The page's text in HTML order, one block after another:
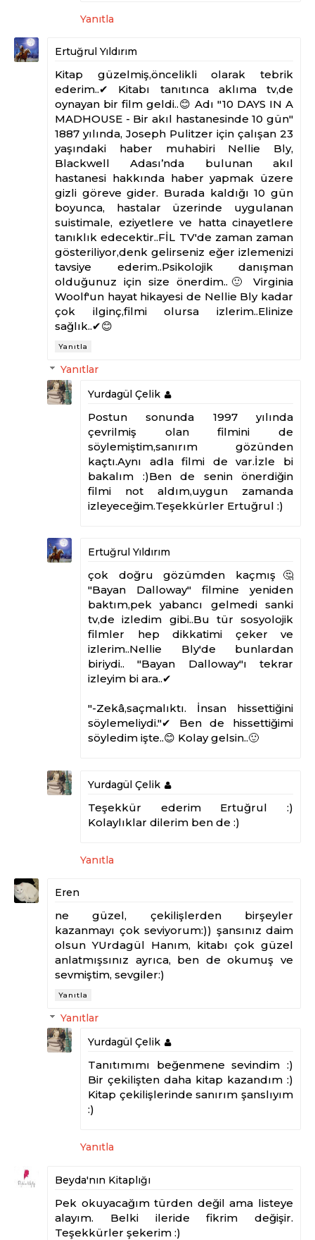
Yanıtla
Ertuğrul Yıldırım
Kitap güzelmiş,öncelikli olarak tebrik
ederim..✔ Kitabı tanıtınca aklıma tv,de
oynayan bir film geldi..😊 Adı "10 DAYS IN A
MADHOUSE - Bir akıl hastanesinde 10 gün"
1887 yılında, Joseph Pulitzer için çalışan 23
yaşındaki haber muhabiri Nellie Bly,
Blackwell Adası’nda bulunan akıl
hastanesi hakkında haber yapmak üzere
gizli göreve gider. Burada kaldığı 10 gün
boyunca, hastalar üzerinde uygulanan
suistimale, eziyetlere ve hatta cinayetlere
tanıklık edecektir..FİL TV'de zaman zaman
gösteriliyor,denk gelirseniz eğer izlemenizi
tavsiye ederim..Psikolojik danışman
olduğunuz için size önerdim..🙂 Virginia
Woolf'un hayat hikayesi de Nellie Bly kadar
çok ilginç,filmi olursa izlerim..Elinize
sağlık..✔😊
Yanıtla
Yanıtlar
Yurdagül Çelik
Postun sonunda 1997 yılında
çevrilmiş olan filmini de
söylemiştim,sanırım gözünden
kaçtı.Aynı adla filmi de var.İzle bi
bakalım :)Ben de senin önerdiğin
filmi not aldım,uygun zamanda
izleyeceğim.Teşekkürler Ertuğrul :)
Ertuğrul Yıldırım
çok doğru gözümden kaçmış🤔
"Bayan Dalloway" filmine yeniden
baktım,pek yabancı gelmedi sanki
tv,de izledim gibi..Bu tür sosyolojik
filmler hep dikkatimi çeker ve
izlerim..Nellie Bly'de bunlardan
biriydi.. "Bayan Dalloway"ı tekrar
izleyim bi ara..✔
"-Zekâ,saçmalıktı. İnsan hissettiğini
söylemeliydi."✔ Ben de hissettiğimi
söyledim işte..😊 Kolay gelsin..🙂
Yurdagül Çelik
Teşekkür ederim Ertuğrul :)
Kolaylıklar dilerim ben de :)
Yanıtla
Eren
ne güzel, çekilişlerden birşeyler
kazanmayı çok seviyorum:)) şansınız daim
olsun YUrdagül Hanım, kitabı çok güzel
anlatmışsınız ayrıca, ben de okumuş ve
sevmiştim, sevgiler:)
Yanıtla
Yanıtlar
Yurdagül Çelik
Tanıtımımı beğenmene sevindim :)
Bir çekilişten daha kitap kazandım :)
Kitap çekilişlerinde sanırım şanslıyım
:)
Yanıtla
Beyda'nın Kitaplığı
Pek okuyacağım türden değil ama listeye
alayım. Belki ileride fikrim değişir.
Teşekkürler şekerim :)